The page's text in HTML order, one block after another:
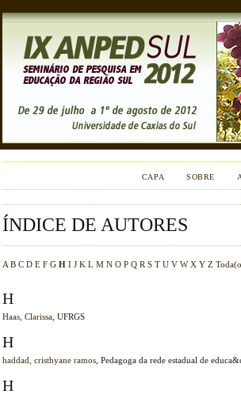
CAPA SOBRE
ÍNDICE DE AUTORES
A B C D E F G H I J K L M N O P Q R S T U V W X Y Z
H
Haas, Clarissa , UFRGS
H
haddad, cristhyane ramos , Pedagoga da rede estadual de
H